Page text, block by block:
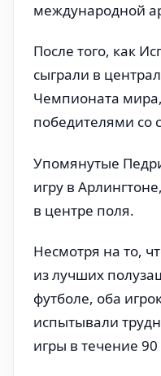
международной
После того, как
сыграли в
Чемпионата
победителями со
Упомянутые
игру в
в центре поля.
Несмотря на то,
из лучших
футболе, оба
испытывали
игры в течение